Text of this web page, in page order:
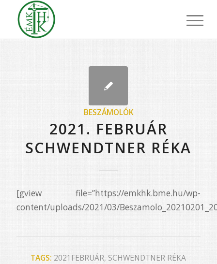
BESZÁMOLÓK
2021. FEBRUÁR
SCHWENDTNER RÉKA
[gview file=”https://emkhk.bme.hu/wp-
content/uploads/2021/03/
TAGS: 2021FEBRUÁR, SCHWENDTNER RÉKA